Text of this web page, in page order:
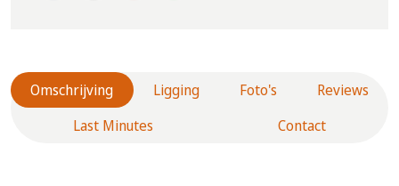
Omschrijving Ligging Foto's
Reviews
Last Minutes
Contact